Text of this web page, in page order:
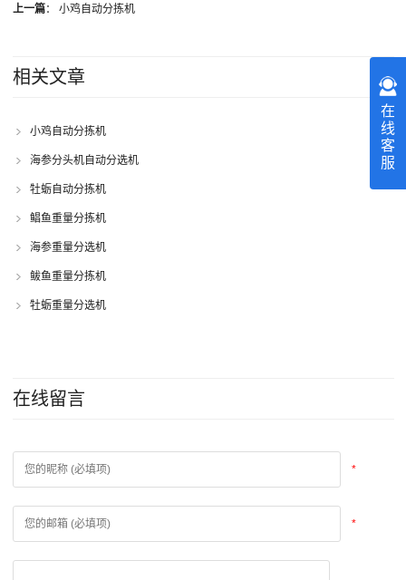
上一篇： 小鸡自动分拣机
相关文章
小鸡自动分拣机
海参分头机自动分选机
牡蛎自动分拣机
鲳鱼重量分拣机
海参重量分选机
鲅鱼重量分拣机
牡蛎重量分选机
在线留言
*
*
在
线
客
服